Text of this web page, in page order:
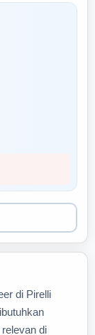
di Pirelli
di